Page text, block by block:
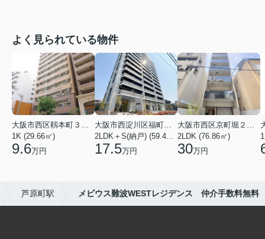
よく見られている物件
大阪市西区靱本町３丁目
1K (29.66㎡)
9.6万円
大阪市西淀川区福町２丁目
2LDK＋S(納戸) (59.48㎡)
17.5万円
大阪市西区京町堀２丁目
2LDK (76.86㎡)
30万円
芦原町駅 メビウス難波WESTレジデンス 仲介手数料無料